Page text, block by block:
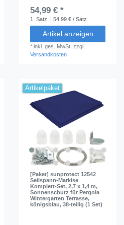
54,99 € *
1 Satz | 54,99 € / Satz
Artikel anzeigen
*inkl. ges. MwSt. zzgl.
Versandkosten
Artikelpaket
[Paket] sunprotect 12542
Seilspann-Markise
Komplett-Set, 2,7 x 1,4 m,
Sonnenschutz für Pergola
Wintergarten Terrasse,
königsblau, 38-teilig (1 Set)